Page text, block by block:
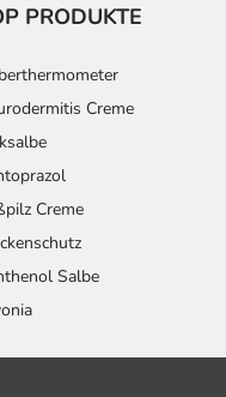
nach Art der
Die empfohlene
höchstens 30
unter anderem
Wasser- und
Schläfrigkeit und
PRODUKTE
Creme
Creme
Salbe